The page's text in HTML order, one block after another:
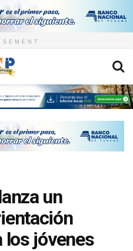
un
los jóvenes